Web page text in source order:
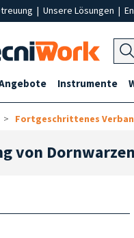
| Unsere Lösungen |
Instrumente
Fortgeschrittenes
von Dornwarzen